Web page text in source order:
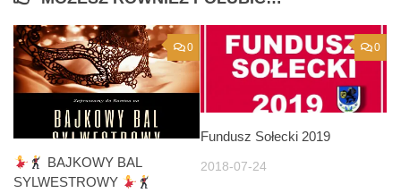
0
BAJKOWY BAL
SYLWESTROWY
0
Fundusz Sołecki 2019
2018-07-24